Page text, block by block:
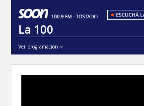
La 100
Ver programación